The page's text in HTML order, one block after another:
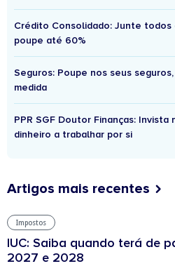
Crédito Consolidado: Junte todos
poupe até 60%
Seguros: Poupe nos seus
medida
PPR SGF Doutor Finanças: Invista
dinheiro a trabalhar por si
Artigos mais recentes
Impostos
IUC: Saiba quando terá de
2027 e 2028